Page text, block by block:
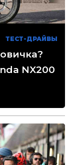
ТЕСТ-ДРАЙВЫ
NX200